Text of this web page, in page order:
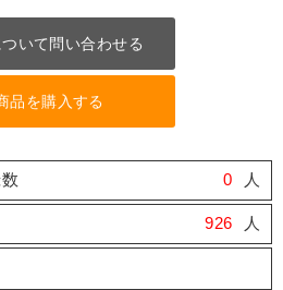
いて問い合わせる
品を購入する
0 人
926 人